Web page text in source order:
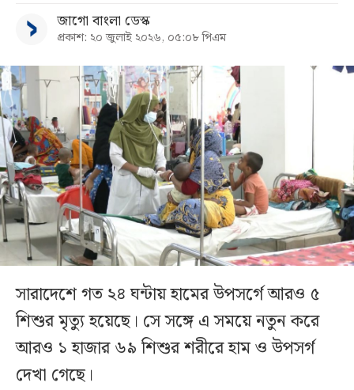
জাগো বাংলা ডেস্ক
প্রকাশ: ২০ জুলাই ২০২৬, ০৫:০৮ পিএম
সারাদেশে গত ২৪ ঘন্টায় হামের উপসর্গে আরও ৫
শিশুর মৃত্যু হয়েছে। সে সঙ্গে এ সময়ে নতুন করে
আরও ১ হাজার ৬৯ শিশুর শরীরে হাম ও উপসর্গ
দেখা গেছে।